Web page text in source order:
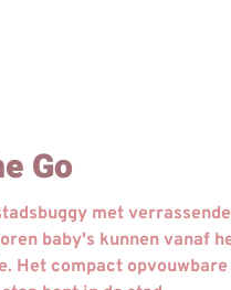
Go
met
baby's kunnen vanaf
Het compact